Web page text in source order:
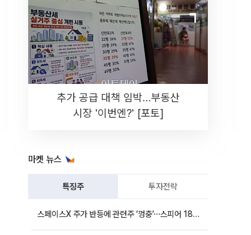
추가 공급 대책 임박…부동산
시장 '이번엔?' [포토]
마켓 뉴스
특징주 투자전략
스페이스X 주가 반등에 관련주 ‘껑충’⋯스피어 18%ㆍ에이치브이엠 12%↑